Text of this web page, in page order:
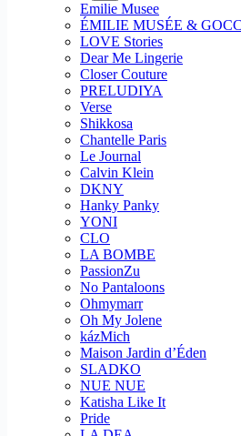
Emilie Musee
ÉMILIE MUSÉE &
LOVE Stories
Dear Me Lingerie
Closer Couture
PRELUDIYA
Verse
Shikkosa
Chantelle Paris
Le Journal
Calvin Klein
DKNY
Hanky Panky
YONI
CLO
LA BOMBE
PassionZu
No Pantaloons
Ohmymarr
Oh My Jolene
kázMich
Maison Jardin d’Éden
SLADKO
NUE NUE
Katisha Like It
Pride